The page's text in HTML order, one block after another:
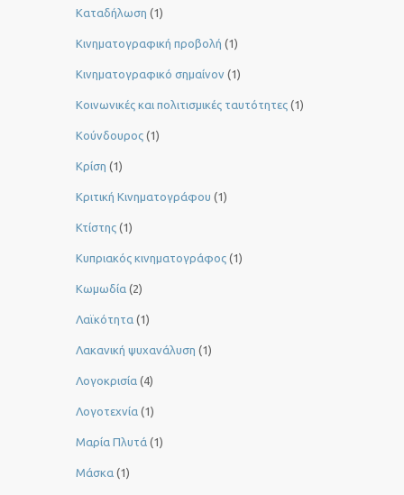
Καταδήλωση (1)
Κινηματογραφική προβολή (1)
Κινηματογραφικό σημαίνον (1)
Κοινωνικές και πολιτισμικές ταυτότητες (1)
Κούνδουρος (1)
Κρίση (1)
Κριτική Κινηματογράφου (1)
Κτίστης (1)
Κυπριακός κινηματογράφος (1)
Κωμωδία (2)
Λαϊκότητα (1)
Λακανική ψυχανάλυση (1)
Λογοκρισία (4)
Λογοτεχνία (1)
Μαρία Πλυτά (1)
Μάσκα (1)